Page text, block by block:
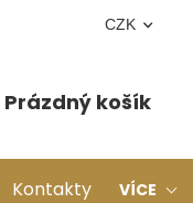
CZK
Nákupní
Prázdný košík
Kontakty VÍCE